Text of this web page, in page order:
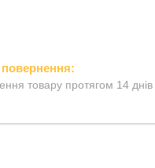
товару протягом 14 днів